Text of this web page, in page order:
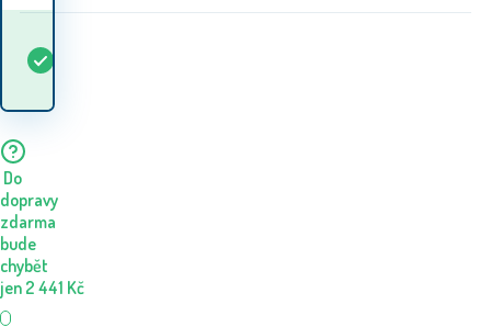
Do
dopravy
zdarma
bude
chybět
jen 2 441 Kč